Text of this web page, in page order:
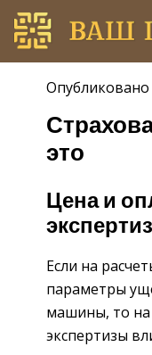
Опубликовано
это
Цена и
Если на
параметры
машины, то на
экспертизы